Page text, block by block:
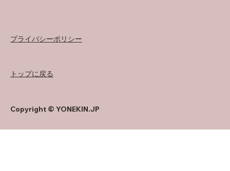
トップに戻る
Copyright © YONEKIN.JP
プライバシーポリシー